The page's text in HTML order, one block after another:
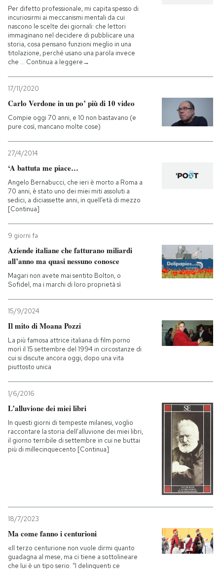
Per difetto professionale, mi capita spesso di
incuriosirmi ai meccanismi mentali da cui
nascono le scelte dei giornali: che lettori
immaginano nel decidere di pubblicare una
storia, cosa pensano funzioni meglio in una
titolazione, perché usano una parola invece
che … Continua a leggere→
17/11/2020
Carlo Verdone in un po’ più di 10 video
Compie oggi 70 anni, e 10 non bastavano (e
pure così, mancano molte cose)
27/4/2014
‘A battuta me piace…
Angelo Bernabucci, che ieri è morto a Roma a
70 anni, è stato uno dei miei miti assoluti a
sedici, a diciassette anni, in quell’età di mezzo
[Continua]
9 giorni fa
Aziende italiane che fatturano miliardi
all’anno ma quasi nessuno conosce
Magari non avete mai sentito Bolton, o
Sofidel, ma i marchi di loro proprietà sì
15/9/2024
Il mito di Moana Pozzi
La più famosa attrice italiana di film porno
morì il 15 settembre del 1994 in circostanze di
cui si discute ancora oggi, dopo una vita
piuttosto unica
1/6/2016
L’alluvione dei miei libri
In questi giorni di tempeste milanesi, voglio
raccontare la storia dell’alluvione dei miei libri,
il giorno terribile di settembre in cui ne buttai
più di millecinquecento [Continua]
18/7/2023
Ma come fanno i centurioni
«Il terzo centurione non vuole dirmi quanto
guadagna al mese, ma ci tiene a sottolineare
che lui è un tipo serio. “I delinquenti ce